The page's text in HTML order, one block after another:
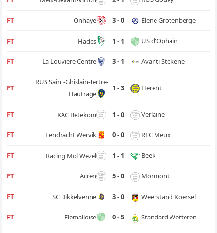
FT Onhaye 3 - 0 Elene Grotenberge
FT Hades 1 - 1 US d'Ophain
FT La Louviere Centre 3 - 1 Avanti Stekene
FT
RUS Saint-Ghislain-Tertre-
Hautrage
1 - 3 Herent
FT KAC Betekom 1 - 0 Verlaine
FT Eendracht Wervik 0 - 0 RFC Meux
FT Racing Mol Wezel 1 - 1 Beek
FT Acren 5 - 0 Mormont
FT SC Dikkelvenne 3 - 0 Weerstand Koersel
FT Flemalloise 0 - 5 Standard Wetteren